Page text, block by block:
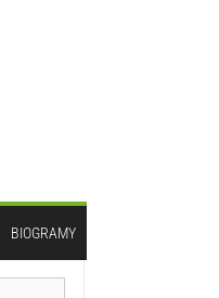
BIOGRAMY